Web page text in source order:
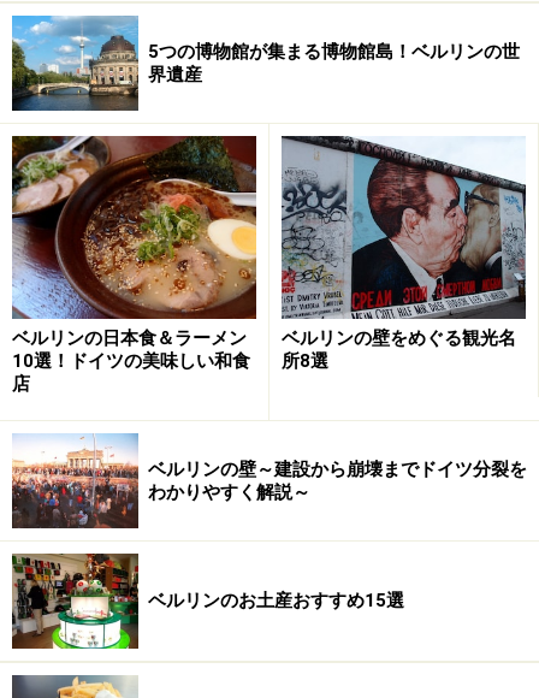
フの見どころをご紹介していきます。
※記事内容は執筆時点のものです。最新の内容をご確認くださ
い。
※海外を訪れる際には最新情報の入手に努め、「
ホームページ」を確認するなど、安全確保に十分注意を払ってく
ださい。
次のページへ
5つの博物館が集まる博物館島！ベルリンの世
界遺産
ベルリンの日本食＆ラーメン
10選！ドイツの美味しい和食
店
ベルリンの壁をめぐる観光名
所8選
ベルリンの壁～建設から崩壊までドイツ分裂を
わかりやすく解説～
ベルリンのお土産おすすめ15選